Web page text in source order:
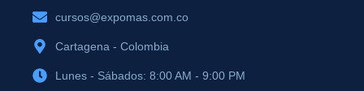
cursos@expomas.com.co
Cartagena - Colombia
Lunes - Sábados: 8:00 AM - 9:00 PM